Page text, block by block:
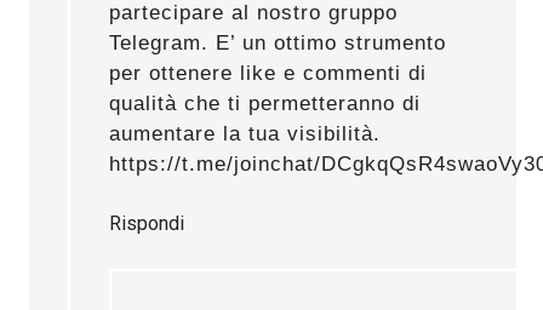
partecipare al nostro gruppo
Telegram. E’ un ottimo strumento
per ottenere like e commenti di
qualità che ti permetteranno di
aumentare la tua visibilità.
https://t.me/joinchat/
Rispondi